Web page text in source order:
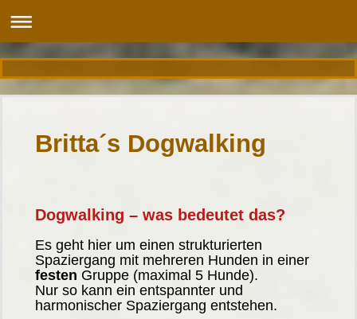
Britta´s Dogwalking
Dogwalking – was bedeutet das?
Es geht hier um einen strukturierten
Spaziergang mit mehreren Hunden in einer
festen Gruppe (maximal 5 Hunde).
Nur so kann ein entspannter und
harmonischer Spaziergang entstehen.